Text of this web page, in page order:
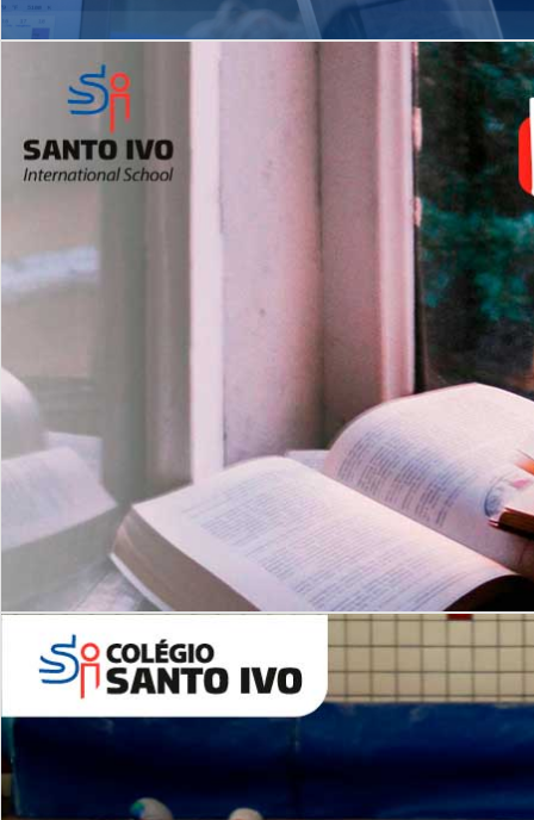
Matrículas Abertas 2026
Leituras Literárias
2º AO 5º ANO FUNDAMENTAL
es
Com imersão Bilingue - Anos
Finais
6º AO 9º ANO FUNDAMENTAL
Inglês: Turmas Reduzidas
(Proficiência)
ALUNOS NOVOS
Entre em Contato